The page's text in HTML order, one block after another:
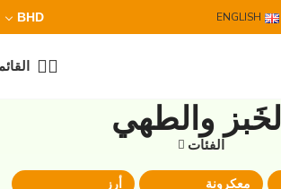
ENGLISH
BHD
الخَبز والطهي
الفئات
معكرونة أرز